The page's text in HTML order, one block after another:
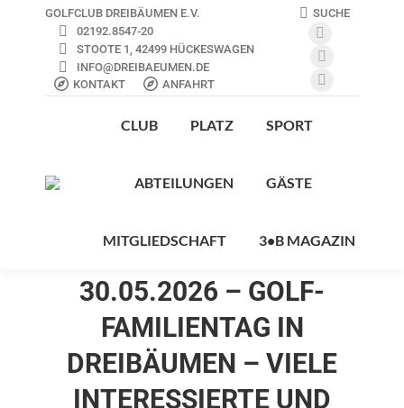
GOLFCLUB DREIBÄUMEN E.V.
02192.8547-20
STOOTE 1, 42499 HÜCKESWAGEN
INFO@DREIBAEUMEN.DE
KONTAKT
ANFAHRT
SEARCH:
SUCHE
CLUB PLATZ SPORT
ABTEILUNGEN GÄSTE
MITGLIEDSCHAFT 3•B MAGAZIN
30.05.2026 – GOLF-
FAMILIENTAG IN
DREIBÄUMEN – VIELE
INTERESSIERTE UND